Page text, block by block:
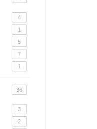
4
1
5
7
1
36
3
2